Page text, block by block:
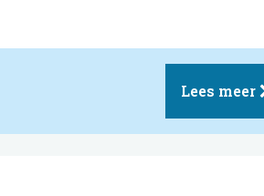
Lees meer